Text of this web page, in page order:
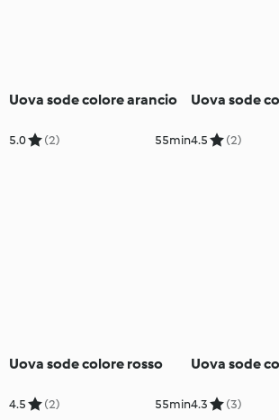
Uova sode colore arancio
5.0 (2) 55min
Uova sode
4.5 (2)
Uova sode colore rosso
4.5 (2) 55min
Uova sode
4.3 (3)